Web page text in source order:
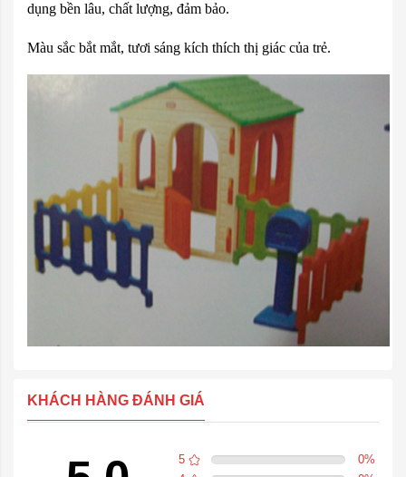
dụng bền lâu, chất lượng, đảm bảo.
Màu sắc bắt mắt, tươi sáng kích thích thị giác của trẻ.
KHÁCH HÀNG ĐÁNH GIÁ
5 0%